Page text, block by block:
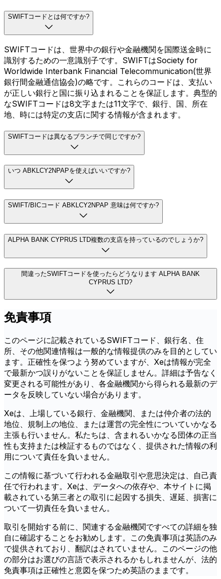
SWIFTコードとは何ですか?
SWIFTコードは、世界中の銀行や金融機関を国際送金時に
識別するための一意識別子です。SWIFTはSociety for
Worldwide Interbank Financial Telecommunication(世界
銀行間金融通信協会)の略です。これらのコードは、支払い
が正しい銀行と国に振り込まれることを保証します。典型的
なSWIFTコードは8文字または11文字で、銀行、国、所在
地、時には特定の支店に関する情報が含まれます。
SWIFTコードは異なるブランチで同じですか?
いつ ABKLCY2NPAPを使えばいいですか?
SWIFT/BICコード ABKLCY2NPAP 意味は何ですか?
ALPHA BANK CYPRUS LTD複数の支店を持っているのでしょうか?
間違ったSWIFTコードを使ったらどうなります ALPHA BANK
CYPRUS LTD?
免責事項
このページに記載されているSWIFTコード、銀行名、住
所、その他関連情報は一般的な情報提供のみを目的としてい
ます。正確性を保つよう努めていますが、Xeは情報が完全
で最新かつ誤りがないことを保証しません。詳細は予告なく
変更される可能性があり、各金融機関から得られる最新のデ
ータを反映していない場合があります。
Xeは、上場している銀行、金融機関、または仲介者の法的
地位、規制上の地位、または運営の完全性についていかなる
主張も行いません。私たちは、含まれるいかなる団体の正当
性も支持または検証するものではなく、提供された情報の利
用について責任を負いません。
この情報に基づいて行われる金融取引や意思決定は、自己責
任で行われます。Xeは、データへの依存や、本サイトに掲
載されている第三者との取引に起因する損失、遅延、損害に
ついて一切責任を負いません。
取引を開始する前に、関連する金融機関ですべての詳細を独
自に確認することをお勧めします。この免責事項は英語のみ
で提供されており、翻訳はされていません。このページの他
の部分はお選びの言語で表示されるかもしれませんが、法的
免責事項は正確性と意図を保つため英語のままです。